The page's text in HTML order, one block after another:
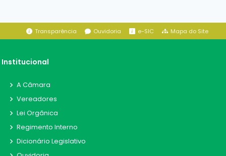
Transparência Ouvidoria e-SIC Mapa do Site
Institucional
A Câmara
Vereadores
Lei Orgânica
Regimento Interno
Dicionário Legislativo